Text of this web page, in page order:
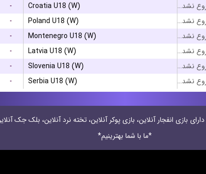
- Croatia U18 (W) بازی شروع نشده است
- Poland U18 (W) بازی شروع نشده است
- Montenegro U18 (W) بازی شروع نشده است
- Latvia U18 (W) بازی شروع نشده است
- Slovenia U18 (W) بازی شروع نشده است
- Serbia U18 (W) بازی شروع نشده است
بازی انفجار آنلاین، بازی پوکر آنلاین، تخته نرد آنلاین، بلک جک
*ما با شما بهترینیم*